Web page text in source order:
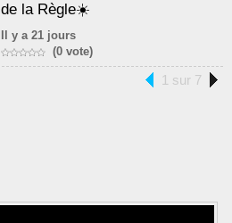
de la Règle☀️
Il y a 21 jours
(0 vote)
1 sur 7